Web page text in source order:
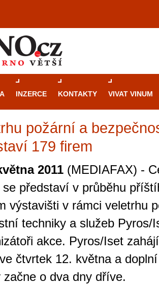
INZERCE KONTAKTY VIVAT VINUM
požární a
179 firem
2011 (MEDIAFAX) -
představí v průběhu
výstavišti v rámci veletrhu
techniky a služeb Pyros/
akce. Pyros/Iset
čtvrtek 12. května a
začne o dva dny dříve.
Průvodce
Brně: Od
Brno je
zajímavé
restaurace,
ale také místem, kde si
kasinové hry. V
širokou nabídku her
automaty jak pro pravidelné
hráče. V...